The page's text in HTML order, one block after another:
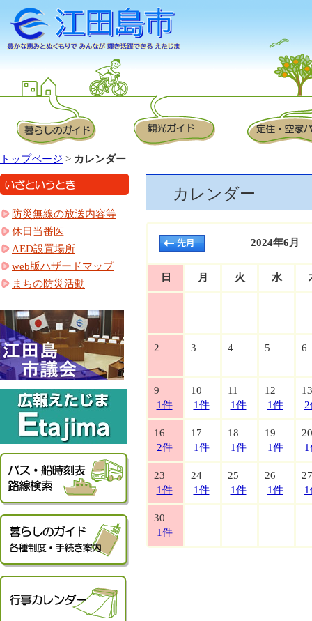
トップページ > カレンダー
カレンダー
2024年6月
日 月 火 水
2 3 4 5 6
9
1件
10
1件
11
1件
12
1件
13
16
2件
17
1件
18
1件
19
1件
20
23
1件
24
1件
25
1件
26
1件
27
30
1件
防災無線の放送内容等
休日当番医
AED設置場所
web版ハザードマップ
まちの防災活動